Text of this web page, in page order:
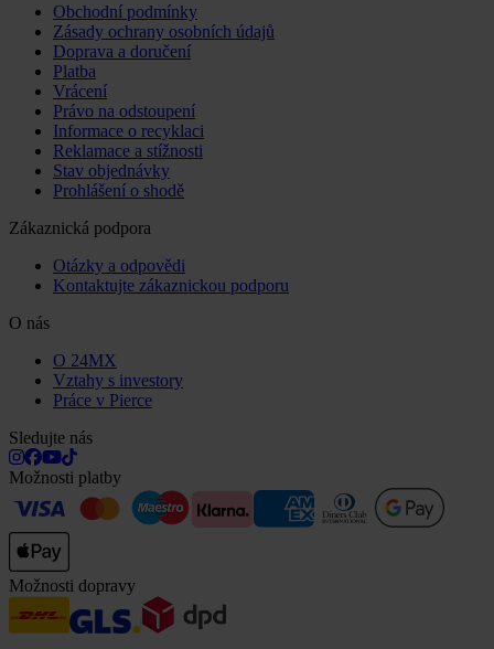
Obchodní podmínky
Zásady ochrany osobních údajů
Doprava a doručení
Platba
Vrácení
Právo na odstoupení
Informace o recyklaci
Reklamace a stížnosti
Stav objednávky
Prohlášení o shodě
Zákaznická podpora
Otázky a odpovědi
Kontaktujte zákaznickou podporu
O nás
O 24MX
Vztahy s investory
Práce v Pierce
Sledujte nás
Možnosti platby
Možnosti dopravy